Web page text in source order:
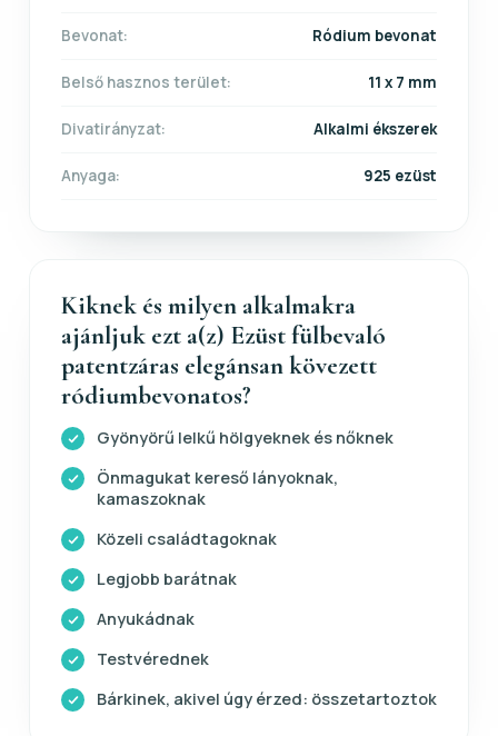
Bevonat: Ródium bevonat
Belső hasznos terület: 11 x 7 mm
Divatirányzat: Alkalmi ékszerek
Anyaga: 925 ezüst
Kiknek és milyen alkalmakra
ajánljuk ezt a(z) Ezüst fülbevaló
patentzáras elegánsan kövezett
ródiumbevonatos?
Gyönyörű lelkű hölgyeknek és nőknek
Önmagukat kereső lányoknak,
kamaszoknak
Közeli családtagoknak
Legjobb barátnak
Anyukádnak
Testvérednek
Bárkinek, akivel úgy érzed: összetartoztok